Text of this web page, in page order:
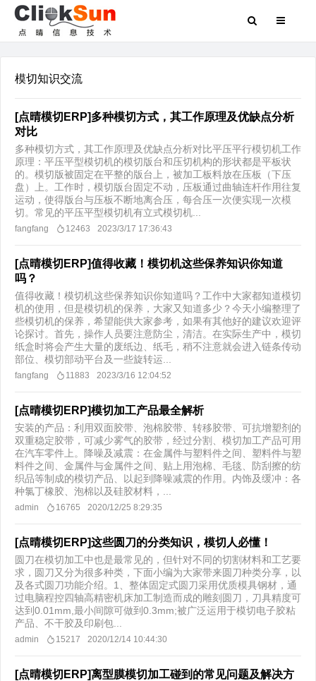
模切知识交流
[点晴模切ERP]多种模切方式，其工作原理及优缺点分析
对比
多种模切方式，其工作原理及优缺点分析对比平压平行模切机工作
原理：平压平型模切机的模切版台和压切机构的形状都是平板状
的。模切版被固定在平整的版台上，被加工板料放在压板（下压
盘）上。工作时，模切版台固定不动，压板通过曲轴连杆作用往复
运动，使得版台与压板不断地离合压，每合压一次便实现一次模
切。常见的平压平型模切机有立式模切机...
fangfang 12463 2023/3/17 17:36:43
[点晴模切ERP]值得收藏！模切机这些保养知识你知道
吗？
值得收藏！模切机这些保养知识你知道吗？工作中大家都知道模切
机的使用，但是模切机的保养，大家又知道多少？今天小编整理了
些模切机的保养，希望能供大家参考，如果有其他好的建议欢迎评
论探讨。首先，操作人员要注意防尘，清洁。在实际生产中，模切
纸盒时将会产生大量的废纸边、纸毛，稍不注意就会进入链条传动
部位、模切部动平台及一些旋转运...
fangfang 11883 2023/3/16 12:04:52
[点晴模切ERP]模切加工产品最全解析
安装的产品：利用双面胶带、泡棉胶带、转移胶带、可抗增塑剂的
双重稳定胶带，可减少雾气的胶带，经过分割、模切加工产品可用
在汽车零件上。降噪及减震：在金属件与塑料件之间、塑料件与塑
料件之间、金属件与金属件之间、贴上用泡棉、毛毯、防刮擦的纺
织品等制成的模切产品、以起到降噪减震的作用。内饰及缓冲：各
种氯丁橡胶、泡棉以及硅胶材料，...
admin 16765 2020/12/25 8:29:35
[点晴模切ERP]这些圆刀的分类知识，模切人必懂！
圆刀在模切加工中也是最常见的，但针对不同的切割材料和工艺要
求，圆刀又分为很多种类，下面小编为大家带来圆刀种类分享，以
及各式圆刀功能介绍。1、整体固定式圆刀采用优质模具钢材，通
过电脑程控四轴高精密机床加工制造而成的雕刻圆刀，刀具精度可
达到0.01mm,最小间隙可做到0.3mm;被广泛运用于模切电子胶粘
产品、不干胶及印刷包...
admin 15217 2020/12/14 10:44:30
[点晴模切ERP]离型膜模切加工碰到的常见问题及解决方